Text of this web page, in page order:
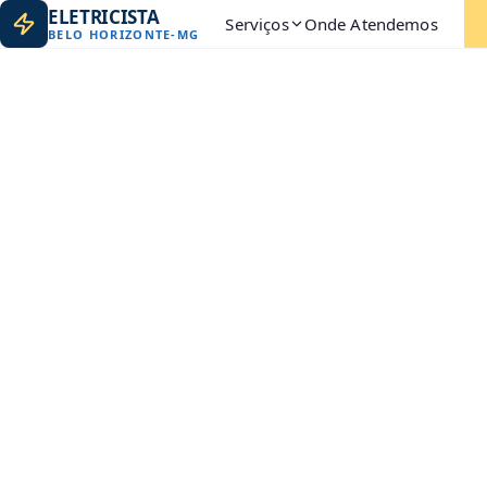
ELETRICISTA
BELO HORIZONTE- MG Serviços Onde Atendemos